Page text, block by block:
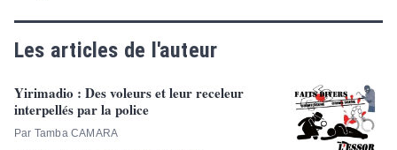
Les articles de l'auteur
Yirimadio : Des voleurs et leur receleur
interpellés par la police
Par Tamba CAMARA